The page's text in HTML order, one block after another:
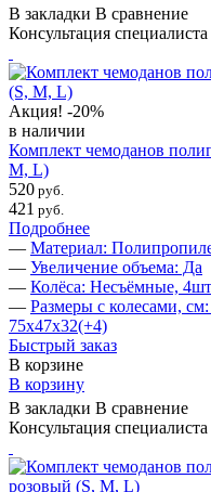
В закладки В сравнение
Консультация специалиста
Акция! -20%
в наличии
Комплект чемоданов
M, L)
520 руб.
421 руб.
Подробнее
— Материал:
— Увеличение объема: Да
— Колёса: Несъёмные,
— Размеры с колесами,
75х47х32(+4)
Быстрый заказ
В корзине
В корзину
В закладки В сравнение
Консультация специалиста